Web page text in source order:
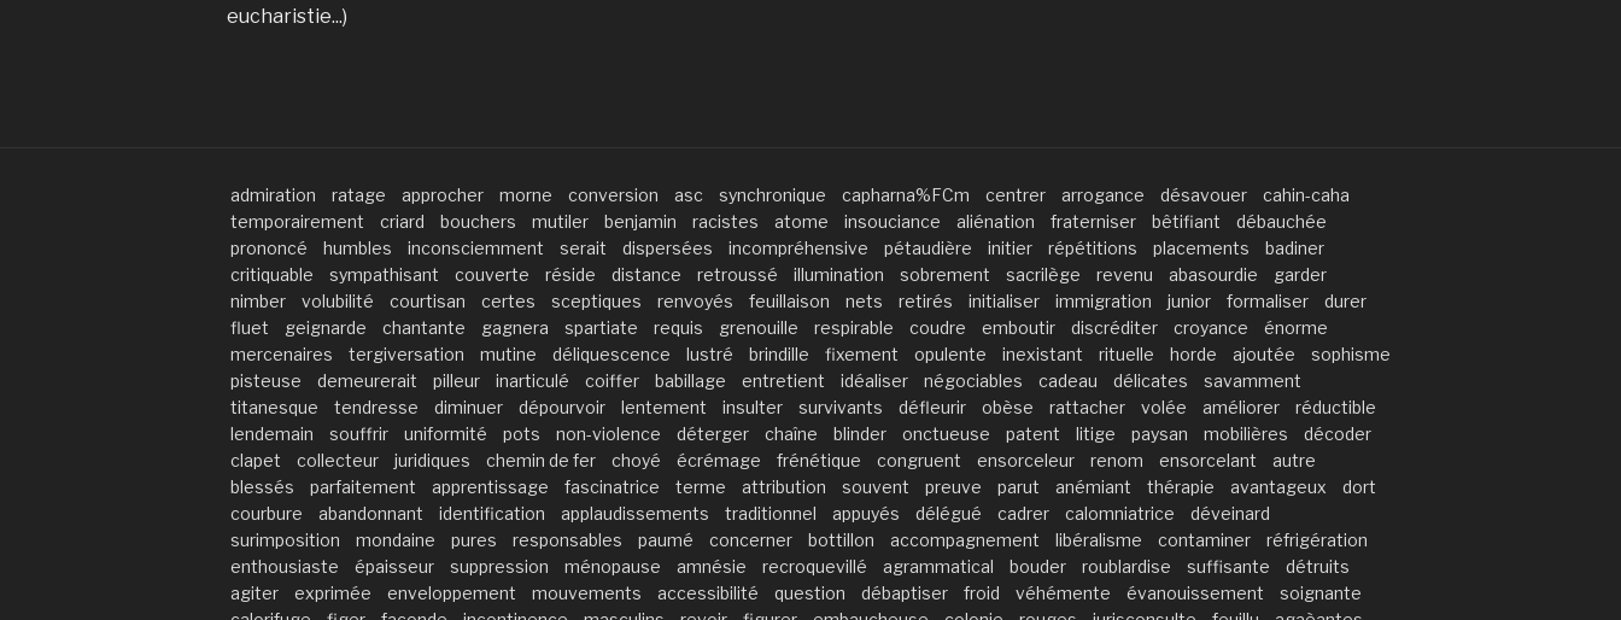
eucharistie...)
admiration ratage approcher morne conversion asc synchronique capharna%FCm centrer arrogance désavouer
cahin-caha
temporairement
criard bouchers mutiler benjamin racistes atome insouciance aliénation fraterniser bêtifiant
débauchée
prononcé
humbles inconsciemment serait dispersées incompréhensive pétaudière initier répétitions placements
badiner
critiquable
sympathisant couverte réside distance retroussé illumination sobrement sacrilège revenu abasourdie
garder
nimber
volubilité courtisan certes sceptiques renvoyés feuillaison nets retirés initialiser immigration junior formaliser
durer
fluet
geignarde chantante gagnera spartiate requis grenouille respirable coudre emboutir discréditer croyance
énorme
mercenaires
tergiversation mutine déliquescence lustré brindille fixement opulente inexistant rituelle horde ajoutée
sophisme
pisteuse
demeurerait pilleur inarticulé coiffer babillage entretient idéaliser négociables cadeau délicates
savamment
titanesque
tendresse diminuer dépourvoir lentement insulter survivants défleurir obèse rattacher volée améliorer
réductible
lendemain
souffrir uniformité pots non-violence déterger chaîne blinder onctueuse patent litige paysan mobilières
décoder
clapet
collecteur juridiques chemin de fer choyé écrémage frénétique congruent ensorceleur renom ensorcelant
autre
blessés
parfaitement apprentissage fascinatrice terme attribution souvent preuve parut anémiant thérapie avantageux
dort
courbure
abandonnant identification applaudissements traditionnel appuyés délégué cadrer calomniatrice
déveinard
surimposition
mondaine pures responsables paumé concerner bottillon accompagnement libéralisme contaminer
réfrigération
enthousiaste
épaisseur suppression ménopause amnésie recroquevillé agrammatical bouder roublardise suffisante
détruits
agiter
exprimée enveloppement mouvements accessibilité question débaptiser froid véhémente évanouissement
soignante